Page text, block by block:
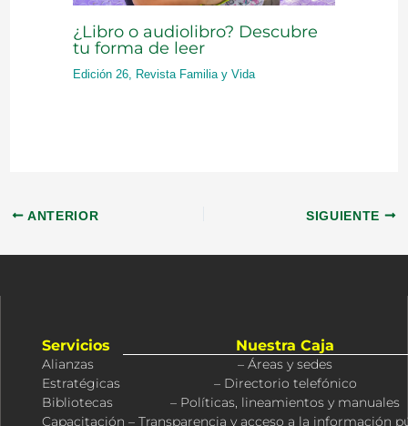
¿Libro o audiolibro? Descubre
tu forma de leer
Edición 26, Revista Familia y Vida
ANTERIOR SIGUIENTE
Servicios
Alianzas
Estratégicas
Bibliotecas
Capacitación
Nuestra Caja
– Áreas y sedes
– Directorio telefónico
– Políticas, lineamientos y manuales
– Transparencia y acceso a la información